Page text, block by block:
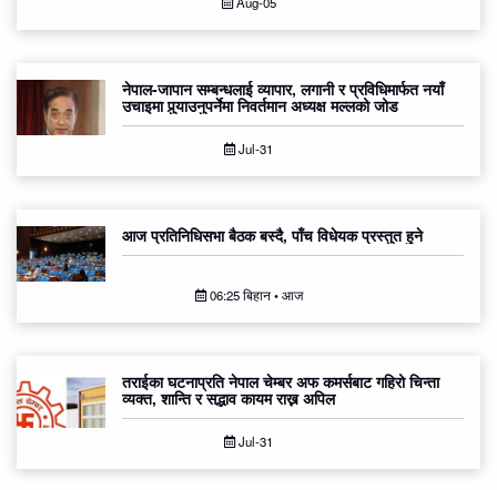
नेपाल-जापान सम्बन्धलाई व्यापार, लगानी र प्रविधिमार्फत नयाँ
उचाइमा पुर्‍याउनुपर्नेमा निवर्तमान अध्यक्ष मल्लको जोड
Jul-31
आज प्रतिनिधिसभा बैठक बस्दै, पाँच विधेयक प्रस्तुत हुने
06:25 बिहान • आज
तराईका घटनाप्रति नेपाल चेम्बर अफ कमर्सबाट गहिरो चिन्ता
व्यक्त, शान्ति र सद्भाव कायम राख्न अपिल
Jul-31